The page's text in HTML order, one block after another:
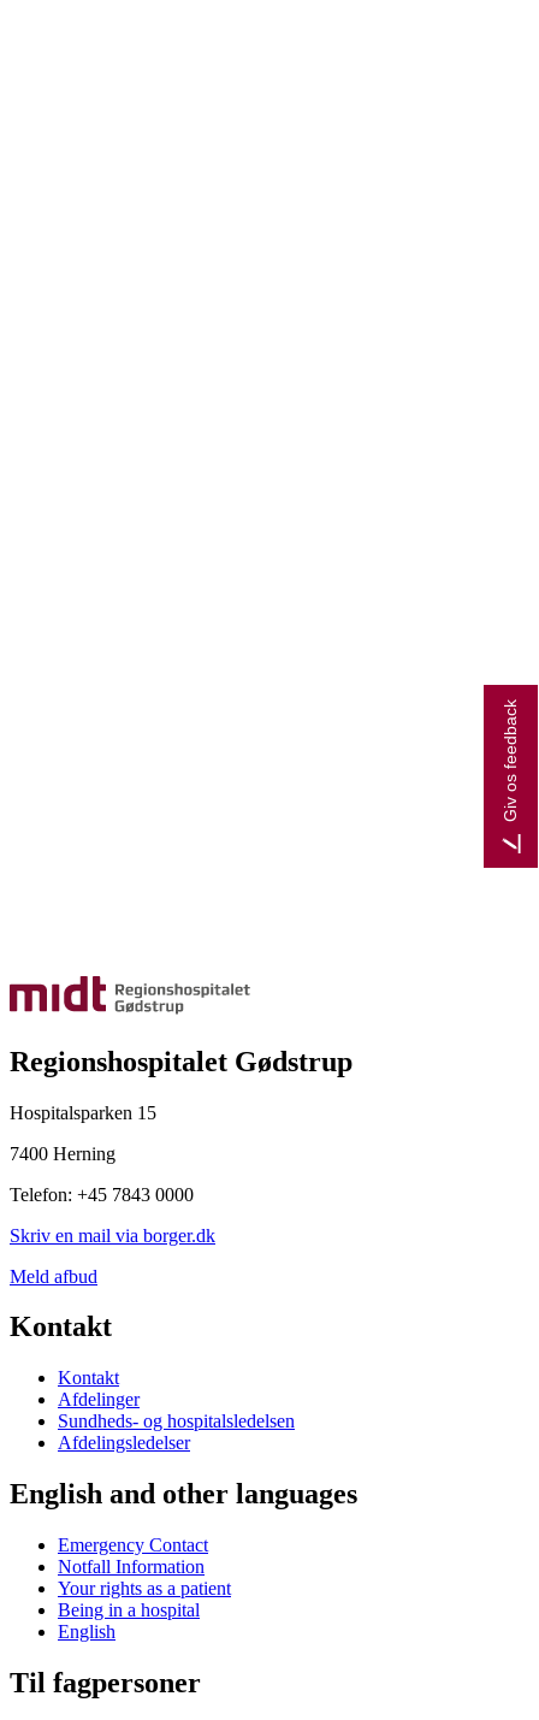
Regionshospitalet Gødstrup
Hospitalsparken 15
7400 Herning
Telefon: +45 7843 0000
Skriv en mail via borger.dk
Meld afbud
Kontakt
Kontakt
Afdelinger
Sundheds- og hospitalsledelsen
Afdelingsledelser
English and other languages
Emergency Contact
Notfall Information
Your rights as a patient
Being in a hospital
English
Til fagpersoner
Giv os feedback